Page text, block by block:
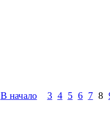
В начало 3 4 5 6 7 8